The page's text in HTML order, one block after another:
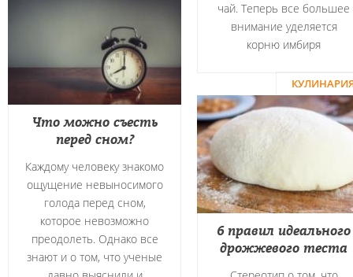
чай. Теперь все большее
внимание уделяется
корню имбиря
Что можно съесть
перед сном?
Каждому человеку знакомо
ощущение невыносимого
голода перед сном,
которое невозможно
преодолеть. Однако все
знают и о том, что ученые
6 правил идеального
дрожжевого теста